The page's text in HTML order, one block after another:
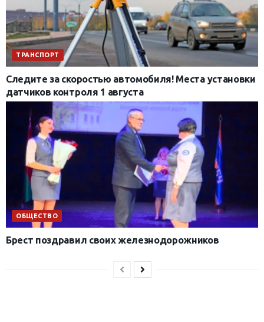
ТРАНСПОРТ
Следите за скоростью автомобиля! Места установки
датчиков контроля 1 августа
ОБЩЕСТВО
Брест поздравил своих железнодорожников